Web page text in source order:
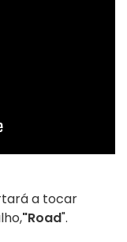
a tocar
"Road".